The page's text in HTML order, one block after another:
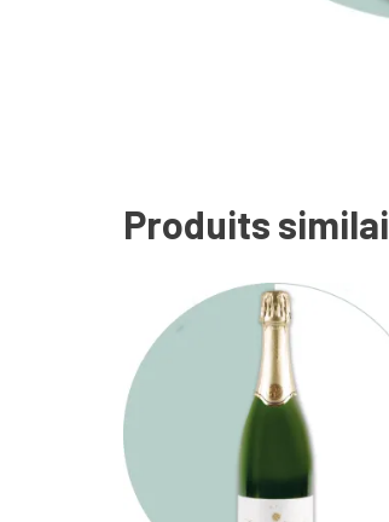
Produits